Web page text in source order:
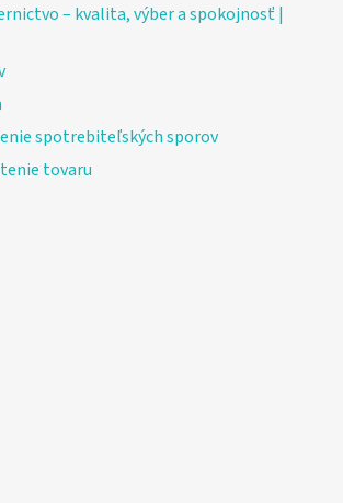
– kvalita, výber a spokojnosť |
spotrebiteľských sporov
tovaru